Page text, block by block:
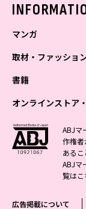
マンガ
少年マンガ
Vジャンプ
最強ジャンプ
少年ジャンプ+
ジャンプTOON
ジャンプルーキー
青年マンガ
ZEBRACK
S-MANGA
集英社ジャンプ
週刊ヤングジャ
少女マンガ
ZEBRACK
S-MANGA
集英社コミック
女性マンガ
ジャンプTOON
集英社コミック
取材・ファッショ
ファッション・美
BAILA
MAQUIA
eclat
芸能・情報・ス
週プレNEWS
週プレ グラジャ
書籍
文芸・文庫・総合
小説すばる
集英社 文芸ステ
web 集英社文庫
学芸・ノンフィ
1日5分で、明日
集英社学芸部 -
集英社ビジネス
ライトノベル・
集英社オレンジ
ダッシュエック
集英社の児童図
オンラインストア
オンラインストア
OTO
SHUEISHA
ジャンプキャラ
HAPPY PLUS
その他WEBサー
集英社アドナビ
ABJマ
作権
ある
ABJマ
覧は
広告掲載について